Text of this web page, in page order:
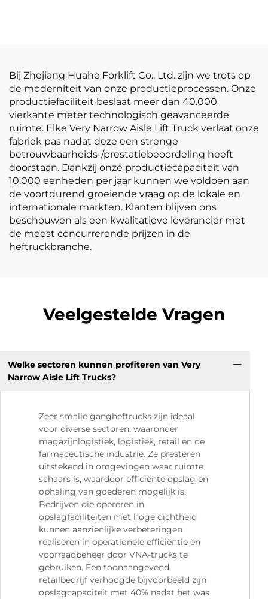
terrain-vorkheftruck
Bij Zhejiang Huahe Forklift Co., Ltd. zijn we trots op
de moderniteit van onze productieprocessen. Onze
productiefaciliteit beslaat meer dan 40.000
vierkante meter technologisch geavanceerde
ruimte. Elke Very Narrow Aisle Lift Truck verlaat onze
fabriek pas nadat deze een strenge
betrouwbaarheids-/prestatiebeoordeling heeft
doorstaan. Dankzij onze productiecapaciteit van
10.000 eenheden per jaar kunnen we voldoen aan
de voortdurend groeiende vraag op de lokale en
internationale markten. Klanten blijven ons
beschouwen als een kwalitatieve leverancier met
de meest concurrerende prijzen in de
heftruckbranche.
Veelgestelde Vragen
Welke sectoren kunnen profiteren van Very
Narrow Aisle Lift Trucks?
Zeer smalle gangheftrucks zijn ideaal
voor diverse sectoren, waaronder
magazijnlogistiek, logistiek, retail en de
farmaceutische industrie. Ze presteren
uitstekend in omgevingen waar ruimte
schaars is, waardoor efficiënte opslag en
ophaling van goederen mogelijk is.
Bedrijven die opereren in
opslagfaciliteiten met hoge dichtheid
kunnen aanzienlijke verbeteringen
realiseren in operationele efficiëntie en
voorraadbeheer door VNA-trucks te
gebruiken. Een toonaangevend
retailbedrijf verhoogde bijvoorbeeld zijn
opslagcapaciteit met 40% nadat het was